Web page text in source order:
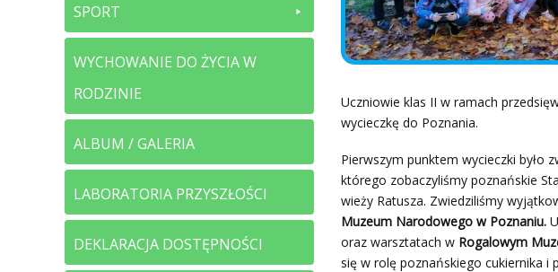
Uczniowie klas II w ramach
wycieczkę do Poznania.
Pierwszym punktem wycieczki było
którego zobaczyliśmy poznańskie
wieży Ratusza. Zwiedziliśmy
Muzeum Narodowego w Poznaniu.
oraz warsztatach w Rogalowym
się w rolę poznańskiego cukiernika i
SPORT
WYCHOWANIE DO ŻYCIA W
RODZINIE
ALBUM / GALERIA
LABORATORIA PRZYSZŁOŚCI
DEKLARACJA DOSTĘPNOŚCI